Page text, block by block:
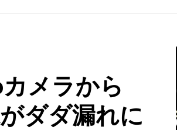
メラから
ダダ漏れに